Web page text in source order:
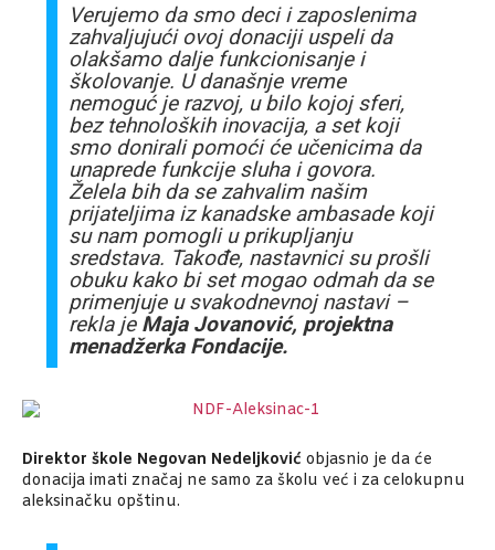
Verujemo da smo deci i zaposlenima
zahvaljujući ovoj donaciji uspeli da
olakšamo dalje funkcionisanje i
školovanje. U današnje vreme
nemoguć je razvoj, u bilo kojoj sferi,
bez tehnoloških inovacija, a set koji
smo donirali pomoći će učenicima da
unaprede funkcije sluha i govora.
Želela bih da se zahvalim našim
prijateljima iz kanadske ambasade koji
su nam pomogli u prikupljanju
sredstava. Takođe, nastavnici su prošli
obuku kako bi set mogao odmah da se
primenjuje u svakodnevnoj nastavi –
rekla je Maja Jovanović, projektna
menadžerka Fondacije.
Direktor škole Negovan Nedeljković objasnio je da će
donacija imati značaj ne samo za školu već i za celokupnu
aleksinačku opštinu.